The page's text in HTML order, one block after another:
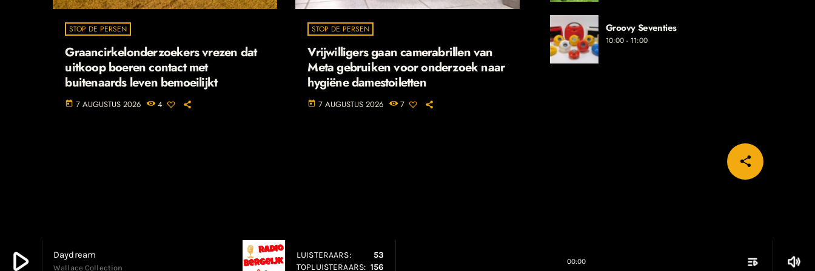
play_arrow Daydream
Wallace Collection
LUISTERAARS:
53
TOPLUISTERAARS: 156
00:00 playlist_play volume_up
share
email
STOP DE PERSEN
Graancirkelonderzoekers vrezen dat
uitkoop boeren contact met
buitenaards leven bemoeilijkt
today 7 AUGUSTUS 2026 4
STOP DE PERSEN
Vrijwilligers gaan camerabrillen van
Meta gebruiken voor onderzoek naar
hygiëne damestoiletten
today 7 AUGUSTUS 2026 7
Groovy Seventies
10:00 - 11:00